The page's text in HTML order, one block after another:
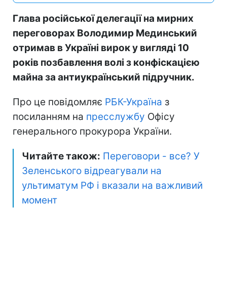
Глава російської делегації на мирних
переговорах Володимир Мединський
отримав в Україні вирок у вигляді 10
років позбавлення волі з конфіскацією
майна за антиукраїнський підручник.
Про це повідомляє РБК-Україна з
посиланням на пресслужбу Офісу
генерального прокурора України.
Читайте також: Переговори - все? У
Зеленського відреагували на
ультиматум РФ і вказали на важливий
момент